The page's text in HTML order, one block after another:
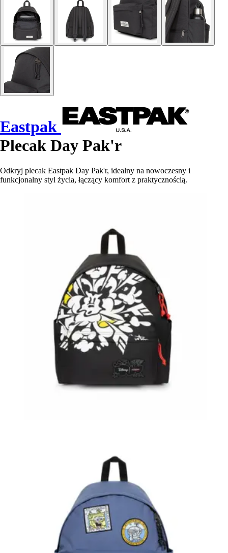
Eastpak
Plecak Day Pak'r
Odkryj plecak Eastpak Day Pak'r, idealny na nowoczesny i
funkcjonalny styl życia, łączący komfort z praktycznością.